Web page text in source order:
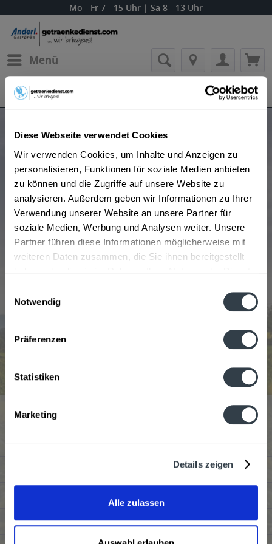
Diese Webseite verwendet Cookies
Wir verwenden Cookies, um Inhalte und Anzeigen zu
personalisieren, Funktionen für soziale Medien anbieten
zu können und die Zugriffe auf unsere Website zu
analysieren. Außerdem geben wir Informationen zu Ihrer
Verwendung unserer Website an unsere Partner für
soziale Medien, Werbung und Analysen weiter. Unsere
Partner führen diese Informationen möglicherweise mit
weiteren Daten zusammen, die Sie ihnen bereitgestellt
Notwendig
Präferenzen
Statistiken
Marketing
Details zeigen
Alle zulassen
Mo - Fr 7 - 15 Uhr | Sa 8 - 13 Uhr
Menü
Bestellung widerrufen
Datenschutzerklärung
Produkte von RinQuinQuin Aperitif
Beliebtheit
RinQuinQuin Aperitif wird in den folgenden
Regionen, Städten, Orten und Postleitzahl-Gebieten
Service Hotline
Newsletter